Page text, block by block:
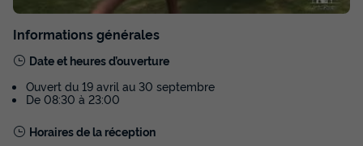
Congélateur
TENTE 5 personnes - Confort 37 m² 2 chambres (sans
sanitaires)
du 22/08/2026au 29/08/2026
Meilleur prix pour 7 nuits
Informations générales
Date et heures d’ouverture
Ouvert du 19 avril au 30 septembre
De 08:30 à 23:00
Horaires de la réception